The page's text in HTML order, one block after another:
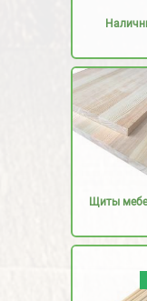
Щиты